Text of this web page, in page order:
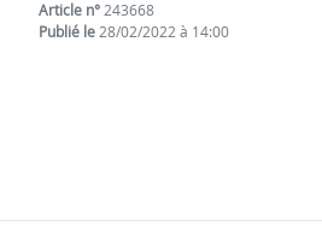
Article n°243668
Publié le28/02/2022 à 14:00